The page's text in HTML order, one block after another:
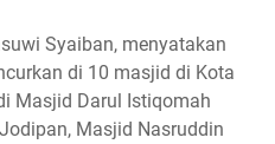
Syaiban, menyatakan
di 10 masjid di Kota
Masjid Darul Istiqomah
Masjid Nasruddin